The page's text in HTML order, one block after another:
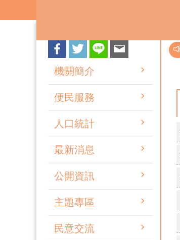
機關簡介
便民服務
人口統計
最新消息
公開資訊
主題專區
民意交流